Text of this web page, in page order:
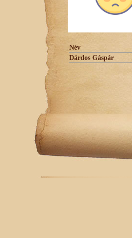
Név
Dárdos Gáspár